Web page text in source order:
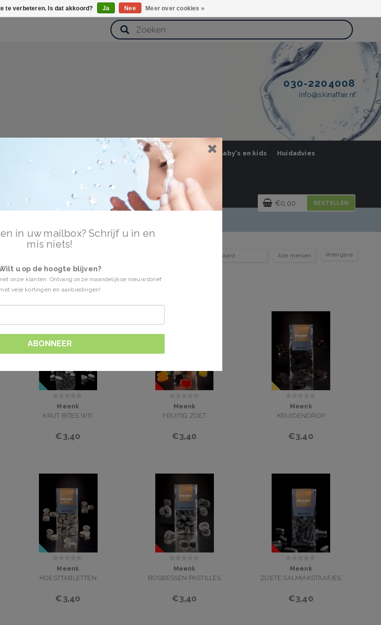
030-2204008
info@skinaffair.nl
Lichaamsverzorging Huidverzorging Mannen Baby's en kids Huidadvies
€0,00 BESTELLEN
Weergave
Meenk
KRIJT BITES WIT
€3,40
Meenk
FRUITIG ZOET
€3,40
Meenk
KRUIDENDROP
€3,40
Meenk
HOESTTABLETTEN
€3,40
Meenk
BOSBESSEN PASTILLES
€3,40
Meenk
ZOETE SALMIAKSTAAFJES
€3,40
in uw mailbox? Schrijf u in en
mis niets!
u op de hoogte blijven?
onze klanten. Ontvang onze maandelijkse nieuwsbrief
vele kortingen en aanbiedingen!
ABONNEER
te verbeteren. Is dat akkoord? Ja Nee Meer over cookies »